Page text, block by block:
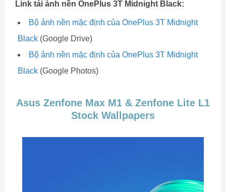
Link tải ảnh nền OnePlus 3T Midnight Black:
Bộ ảnh nền mặc định của OnePlus 3T Midnight
Black (Google Drive)
Bộ ảnh nền mặc định của OnePlus 3T Midnight
Black (Google Photos)
Asus Zenfone Max M1 & Zenfone Lite L1
Stock Wallpapers